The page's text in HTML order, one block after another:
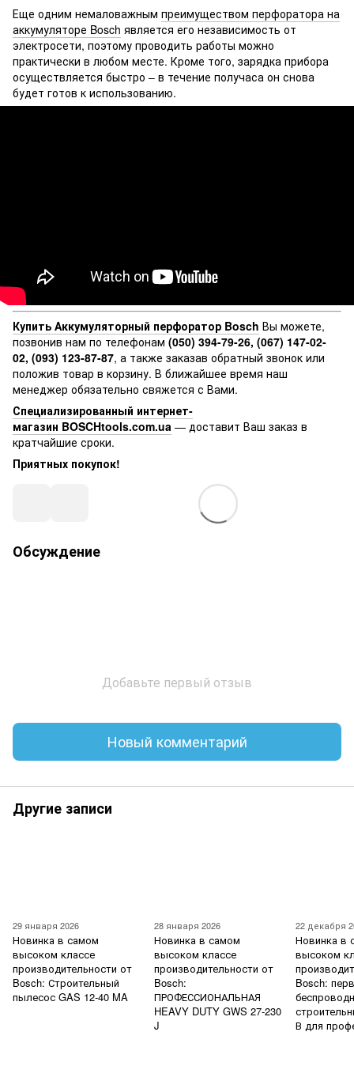
Еще одним немаловажным преимуществом перфоратора на
аккумуляторе Bosch является его независимость от
электросети, поэтому проводить работы можно
практически в любом месте. Кроме того, зарядка прибора
осуществляется быстро – в течение получаса он снова
будет готов к использованию.
Купить Аккумуляторный перфоратор Bosch Вы можете,
позвонив нам по телефонам (050) 394-79-26, (067) 147-02-
02, (093) 123-87-87, а также заказав обратный звонок или
положив товар в корзину. В ближайшее время наш
менеджер обязательно свяжется с Вами.
Специализированный интернет-
магазин BOSCHtools.com.ua — доставит Ваш заказ в
кратчайшие сроки.
Приятных покупок!
Обсуждение
Добавьте первый отзыв
Новый комментарий
Другие записи
29 января 2026
Новинка в самом
высоком классе
производительности от
Bosch: Строительный
пылесос GAS 12-40 MA
28 января 2026
Новинка в самом
высоком классе
производительности от
Bosch:
ПРОФЕССИОНАЛЬНАЯ
HEAVY DUTY GWS 27-230
J
22 декабря
Новинка в
высоком
Bosch:
В для